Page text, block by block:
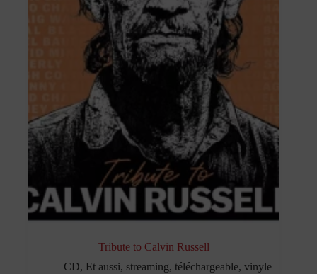
Tribute to Calvin Russell
CD, Et aussi, streaming,téléchargeable,vinyle